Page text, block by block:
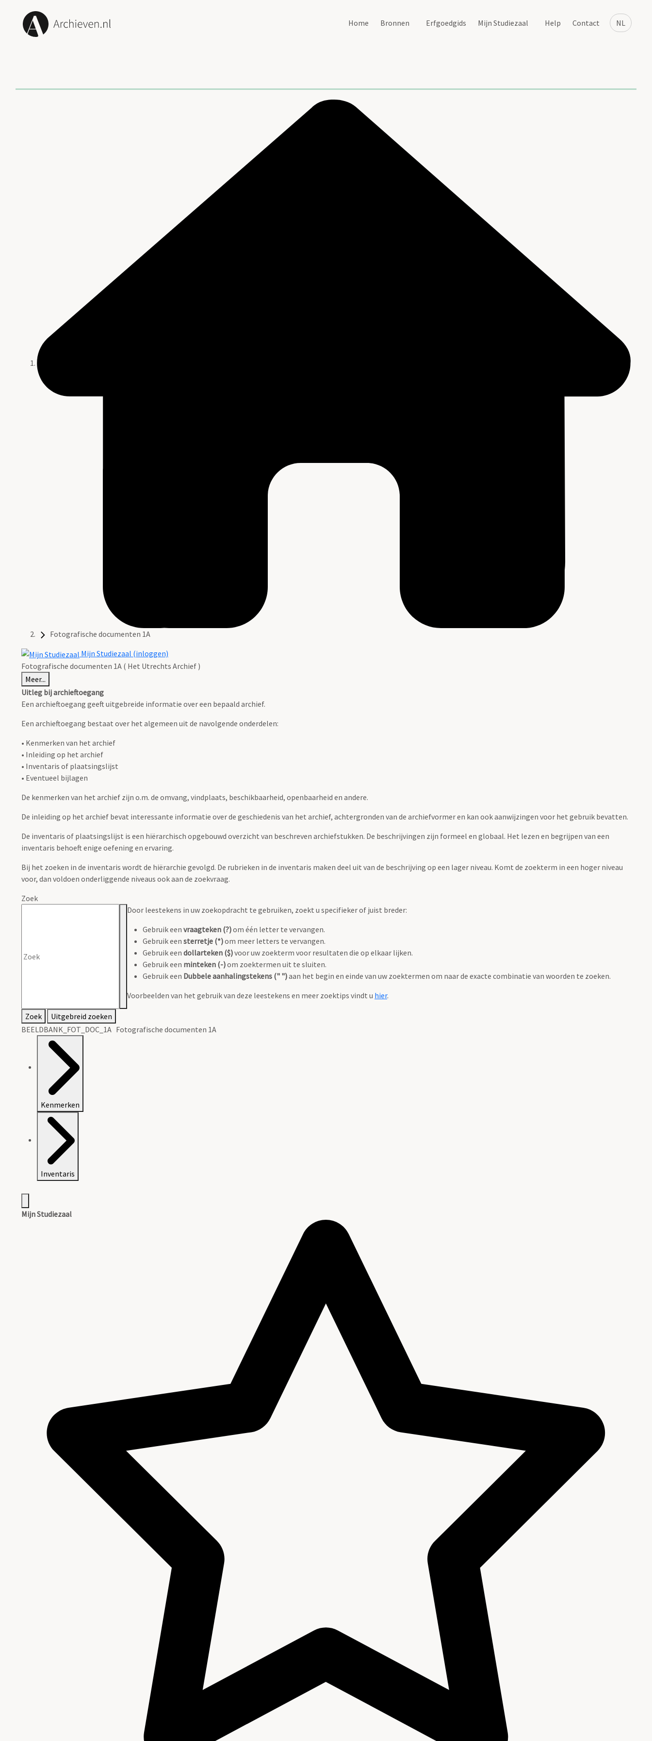
NL
Home Bronnen Erfgoedgids Mijn Studiezaal Help Contact
Fotografische documenten 1A
Mijn Studiezaal (inloggen)
Fotografische documenten 1A ( Het Utrechts Archief )
Meer...
Uitleg bij archieftoegang
Een archieftoegang geeft uitgebreide informatie over een bepaald archief.
Een archieftoegang bestaat over het algemeen uit de navolgende onderdelen:
• Kenmerken van het archief
• Inleiding op het archief
• Inventaris of plaatsingslijst
• Eventueel bijlagen
De kenmerken van het archief zijn o.m. de omvang, vindplaats, beschikbaarheid, openbaarheid en andere.
De inleiding op het archief bevat interessante informatie over de geschiedenis van het archief, achtergronden van de archiefvormer en kan ook aanwijzingen voor het gebruik bevatten.
De inventaris of plaatsingslijst is een hiërarchisch opgebouwd overzicht van beschreven archiefstukken. De beschrijvingen zijn formeel en globaal. Het lezen en begrijpen van een
inventaris behoeft enige oefening en ervaring.
Bij het zoeken in de inventaris wordt de hiërarchie gevolgd. De rubrieken in de inventaris maken deel uit van de beschrijving op een lager niveau. Komt de zoekterm in een hoger niveau
voor, dan voldoen onderliggende niveaus ook aan de zoekvraag.
Zoek
Door leestekens in uw zoekopdracht te gebruiken, zoekt u specifieker of juist breder:
Gebruik een vraagteken (?)om één letter te vervangen.
Gebruik een sterretje (*)om meer letters te vervangen.
Gebruik een dollarteken ($)voor uw zoekterm voor resultaten die op elkaar lijken.
Gebruik een minteken (-)om zoektermen uit te sluiten.
Gebruik een Dubbele aanhalingstekens (" ")aan het begin en einde van uw zoektermen om naar de exacte combinatie van woorden te zoeken.
Voorbeelden van het gebruik van deze leestekens en meer zoektips vindt u hier.
Zoek
Uitgebreid zoeken
BEELDBANK_FOT_DOC_1A Fotografische documenten 1A
Kenmerken
Inventaris
Mijn Studiezaal